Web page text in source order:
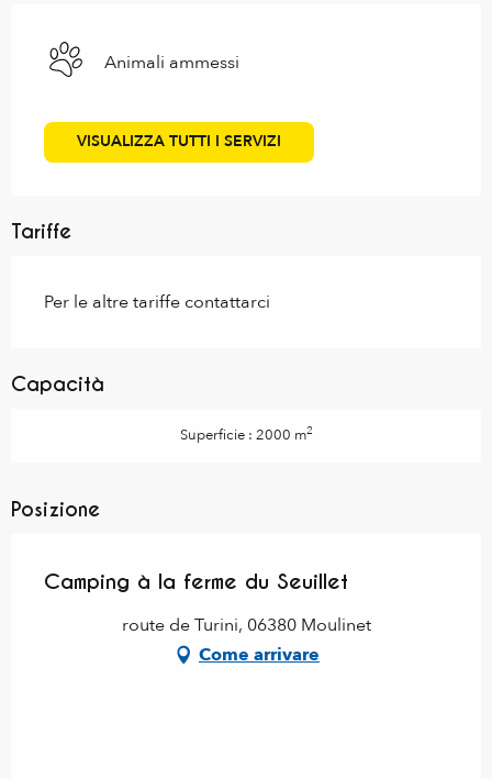
Animali ammessi
VISUALIZZA TUTTI I SERVIZI
Tariffe
Per le altre tariffe contattarci
Capacità
Superficie : 2000 m2
Posizione
Camping à la ferme du Seuillet
route de Turini, 06380 Moulinet
Come arrivare